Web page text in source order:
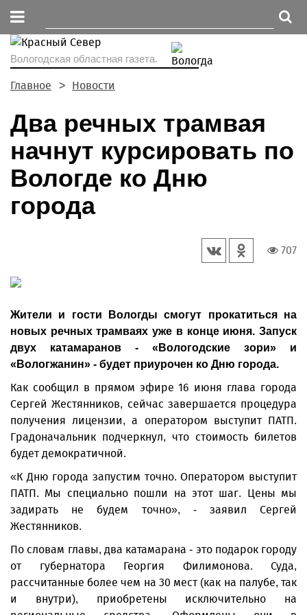
Вологодская областная газета.
Главное Новости
Два речных трамвая
начнут курсировать по
Вологде ко Дню
города
707
Жители и гости Вологды смогут прокатиться на
новых речных трамваях уже в конце июня. Запуск
двух катамаранов - «Вологодские зори» и
«Вологжанин» - будет приурочен ко Дню города.
Как сообщил в прямом эфире 16 июня глава города
Сергей Жестянников, сейчас завершается процедура
получения лицензии, а оператором выступит ПАТП.
Градоначальник подчеркнул, что стоимость билетов
будет демократичной.
«К Дню города запустим точно. Оператором выступит
ПАТП. Мы специально пошли на этот шаг. Цены мы
задирать не будем точно», - заявил Сергей
Жестянников.
По словам главы, два катамарана - это подарок городу
от губернатора Георгия Филимонова. Суда,
рассчитанные более чем на 30 мест (как на палубе, так
и внутри), приобретены исключительно на